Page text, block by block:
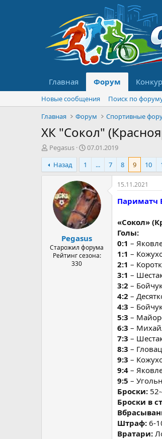
Главная Форум
Новые сообщения
Поиск по
Главная
Форум Спортивные
ХК "Сокол"
А
в
т
о
м
Pegasus
Д
а
а
н
а
ч
а
л
а
07.01.2019
Назад
1 ... 7 8 9 10
Pegasus
Старожил форума
Рейтинг сезона:
330
15.11.2021
Париматч
«Сокол»
Голы:
0:1 –
1:1 –
2:1 –
3:1 –
3:2 –
4:2 –
4:3 –
5:3 –
6:3 –
7:3 –
8:3 –
9:3 –
9:4 –
9:5 –
Броски:
Броски в
Штраф: 6-
Вратари: